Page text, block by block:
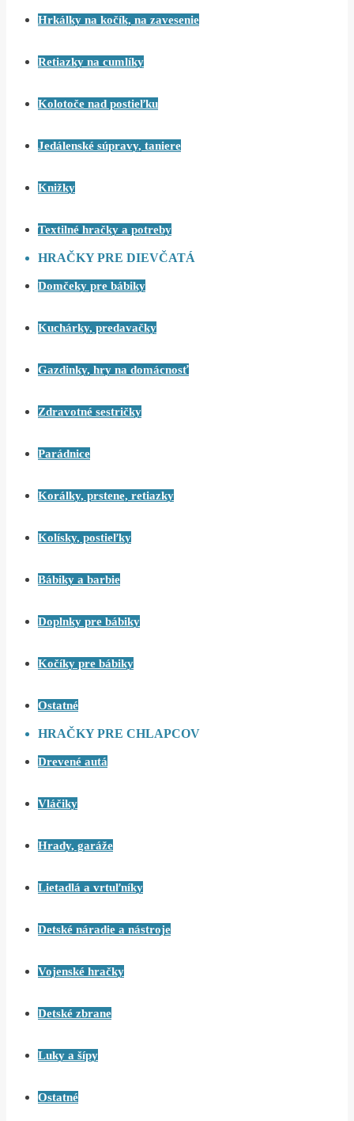
Hrkálky na kočík, na zavesenie
Retiazky na cumlíky
Kolotoče nad postieľku
Jedálenské súpravy, taniere
Knižky
Textilné hračky a potreby
HRAČKY PRE DIEVČATÁ
Domčeky pre bábiky
Kuchárky, predavačky
Gazdinky, hry na domácnosť
Zdravotné sestričky
Parádnice
Korálky, prstene, retiazky
Kolísky, postieľky
Bábiky a barbie
Doplnky pre bábiky
Kočíky pre bábiky
Ostatné
HRAČKY PRE CHLAPCOV
Drevené autá
Vláčiky
Hrady, garáže
Lietadlá a vrtuľníky
Detské náradie a nástroje
Vojenské hračky
Detské zbrane
Luky a šípy
Ostatné